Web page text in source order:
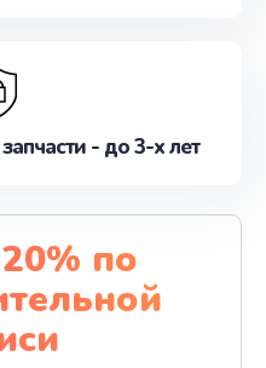
- до 3-х лет
по